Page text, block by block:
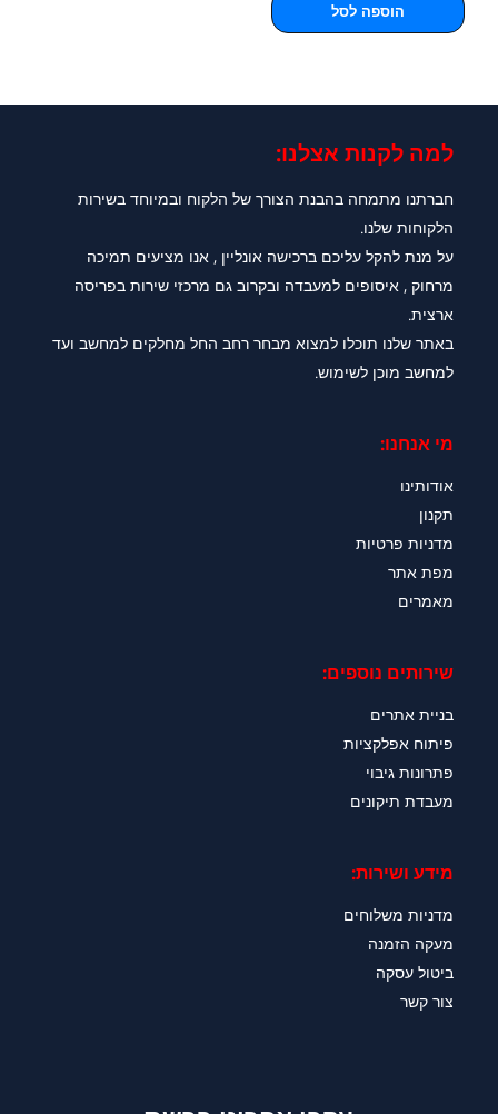
הוספה לסל
למה לקנות אצלנו:​
חברתנו מתמחה בהבנת הצורך של הלקוח ובמיוחד בשירות
הלקוחות שלנו.
על מנת להקל עליכם ברכישה אונליין , אנו מציעים תמיכה
מרחוק , איסופים למעבדה ובקרוב גם מרכזי שירות בפריסה
ארצית.
באתר שלנו תוכלו למצוא מבחר רחב החל מחלקים למחשב ועד
למחשב מוכן לשימוש.
מי אנחנו:
אודותינו
תקנון
מדניות פרטיות
מפת אתר
מאמרים
שירותים נוספים:
בניית אתרים
פיתוח אפלקציות
פתרונות גיבוי
מעבדת תיקונים
מידע ושירות:
מדניות משלוחים
מעקה הזמנה
ביטול עסקה
צור קשר